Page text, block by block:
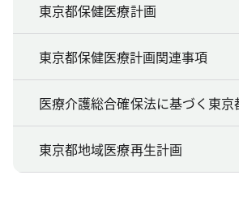
東京都保健医療計画
東京都保健医療計画関連事項
医療介護総合確保法に基づく東京
東京都地域医療再生計画